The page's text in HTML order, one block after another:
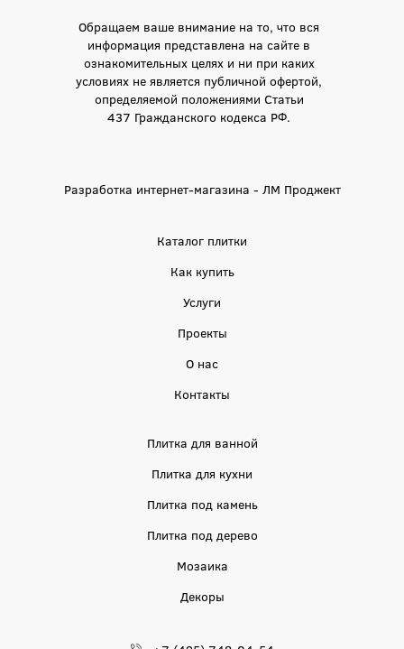
Обращаем ваше внимание на то, что вся
информация представлена на сайте в
ознакомительных целях и ни при каких
условиях не является публичной офертой,
определяемой положениями Статьи
437 Гражданского кодекса РФ.
Разработка интернет-магазина - ЛМ Проджект
Каталог плитки
Как купить
Услуги
Проекты
О нас
Контакты
Плитка для ванной
Плитка для кухни
Плитка под камень
Плитка под дерево
Мозаика
Декоры